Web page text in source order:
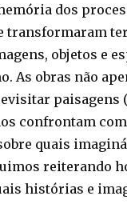
dos
transformaram
objetos e
As obras não
paisagens
confrontam
quais
reiterando
histórias e